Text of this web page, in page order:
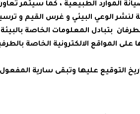
الموارد الطبيعية ، كما سيثمر
الوعي البيئي و غرس القيم و
بتبادل المعلومات الخاصة
على المواقع الالكترونية الخاصة
تاريخ التوقيع عليها وتبقى سارية